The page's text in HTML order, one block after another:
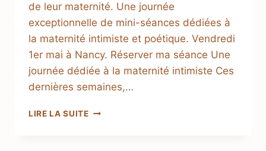
de leur maternité. Une journée
exceptionnelle de mini-séances dédiées à
la maternité intimiste et poétique. Vendredi
1er mai à Nancy. Réserver ma séance Une
journée dédiée à la maternité intimiste Ces
dernières semaines,…
LIRE LA SUITE